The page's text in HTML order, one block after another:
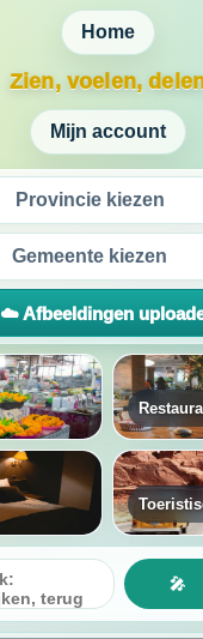
Home
Zien, voelen,
Mijn account
☁️ Afbeeldingen
🎤